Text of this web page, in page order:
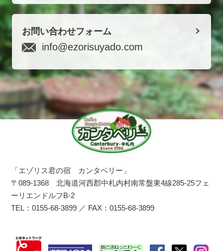
お問い合わせフォーム
info@ezorisuyado.com
「エゾリス君の宿 カンタベリー」
〒089-1368 北海道河西郡中札内村南常盤東4線285-25フェ
ーリエンドルフB-2
TEL：0155-68-3899 ／ FAX：0155-68-3899